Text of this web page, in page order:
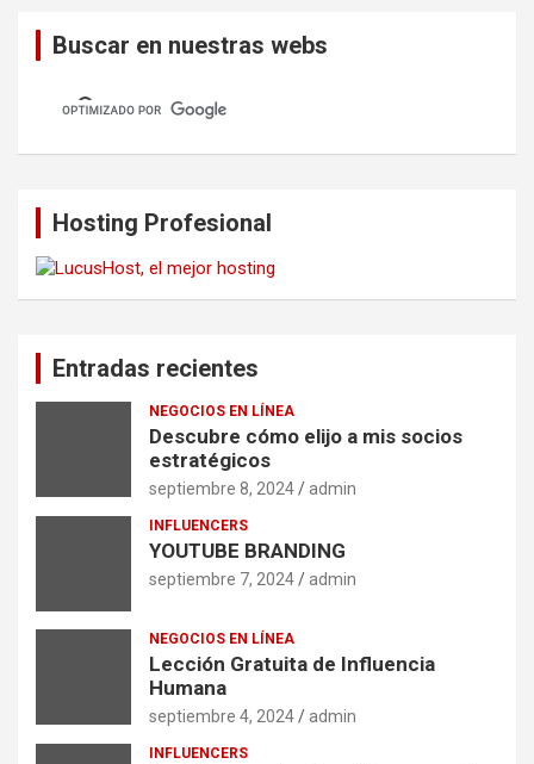
Buscar en nuestras webs
Hosting Profesional
Entradas recientes
NEGOCIOS EN LÍNEA
Descubre cómo elijo a mis socios
estratégicos
septiembre 8, 2024 admin
INFLUENCERS
YOUTUBE BRANDING
septiembre 7, 2024 admin
NEGOCIOS EN LÍNEA
Lección Gratuita de Influencia
Humana
septiembre 4, 2024 admin
INFLUENCERS